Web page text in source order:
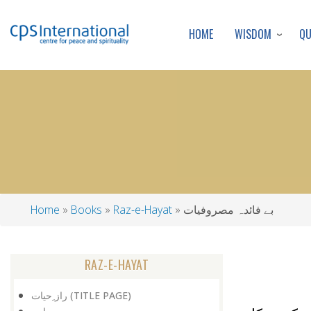
HOME WISDOM
Home Books Raz-e-Hayat بے فائدہ مصروفیات
RAZ-E-HAYAT
راز ِحیات (TITLE PAGE)